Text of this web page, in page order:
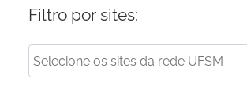
Controladoria-Geral da União
Ministério da Mulher, da Família e dos Direitos Humanos
Filtro por sites: